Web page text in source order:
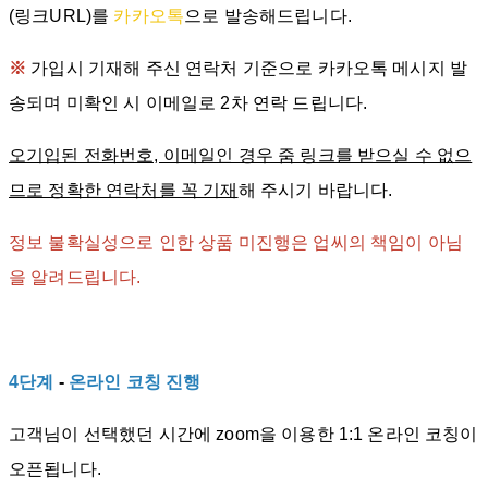
(링크URL)를 카카오톡으로 발송해드립니다.
※ 가입시 기재해 주신 연락처 기준으로 카카오톡 메시지 발
송되며 미확인 시 이메일로 2차 연락 드립니다.
오기입된 전화번호, 이메일인 경우 줌 링크를 받으실 수 없으
므로 정확한 연락처를 꼭 기재 해 주시기 바랍니다.
정보 불확실성으로 인한 상품 미진행은 업씨의 책임이 아님
을 알려드립니다.
4단계 - 온라인 코칭 진행
고객님이 선택했던 시간에 zoom을 이용한 1:1 온라인 코칭이
오픈됩니다.